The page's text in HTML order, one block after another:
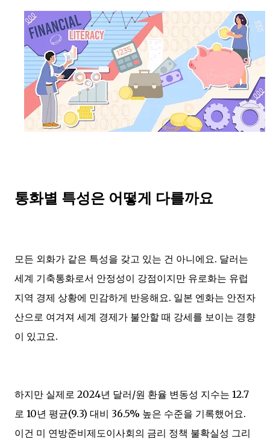
통화별 특성은 어떻게 다를까요
모든 외화가 같은 특성을 갖고 있는 건 아니에요. 달러는
세계 기축통화로서 안정성이 강점이지만 유로화는 유럽
지역 경제 상황에 민감하게 반응해요. 일본 엔화는 안전자
산으로 여겨져 세계 경제가 불안할 때 강세를 보이는 경향
이 있고요.
하지만 실제로 2024년 달러/원 환율 변동성 지수는 12.7
로 10년 평균(9.3) 대비 36.5% 높은 수준을 기록했어요.
이건 미 연방준비제도이사회의 금리 정책 불확실성 그리